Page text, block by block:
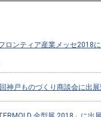
ロンティア産業メッセ2018
神戸ものづくり商談会に出展